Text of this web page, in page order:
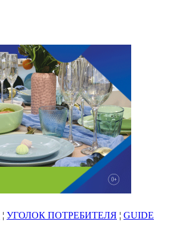
¦ УГОЛОК ПОТРЕБИТЕЛЯ ¦ GUIDE